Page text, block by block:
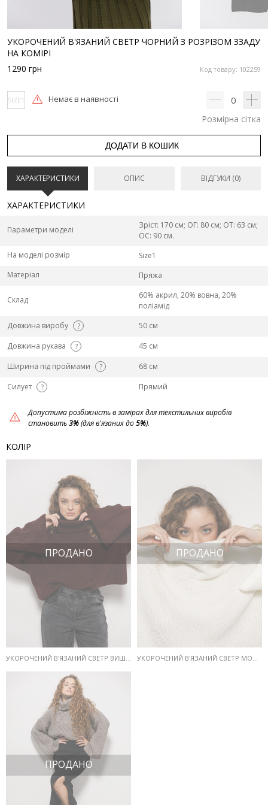
УКОРОЧЕНИЙ В'ЯЗАНИЙ СВЕТР ЧОРНИЙ З РОЗРІЗОМ ЗЗАДУ
НА КОМІРІ
Код товару: 102259
1290 грн
SIZE1 Немає в наявності 0
Розмірна сітка
ДОДАТИ В КОШИК
ХАРАКТЕРИСТИКИ ОПИС ВІДГУКИ (0)
ХАРАКТЕРИСТИКИ
Параметри моделі
Зріст: 170 см; ОГ: 80 см; ОТ: 63 см;
ОС: 90 см.
На моделі розмір
Size1
Матеріал
Пряжа
Склад
60% акрил, 20% вовна, 20%
поліамід
Довжина виробу
?
50 см
Довжина рукава
?
45 см
Ширина під проймами
?
68 см
Силует
? Прямий
Допустима розбіжність в замірах для текстильних виробів
становить3%(для в'язаних до5%).
КОЛІР
ПРОДАНО ПРОДАНО
ПРОДАНО